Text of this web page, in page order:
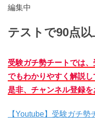
編集中
テストで90点
受験ガチ勢チートでは
でもわかりやすく解説し
是非、チャンネル登録を
【Youtube】受験ガチ勢